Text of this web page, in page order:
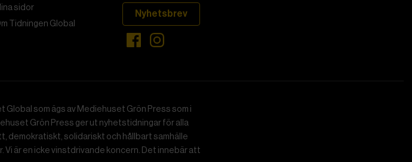
sidor
Tidningen Global
Nyhetsbrev
Global som ägs av Mediehuset Grön Press som i
Grön Press ger ut nyhetstidningar för alla
demokratiskt, solidariskt och hållbart samhälle
är en icke vinstdrivande koncern. Det innebär att